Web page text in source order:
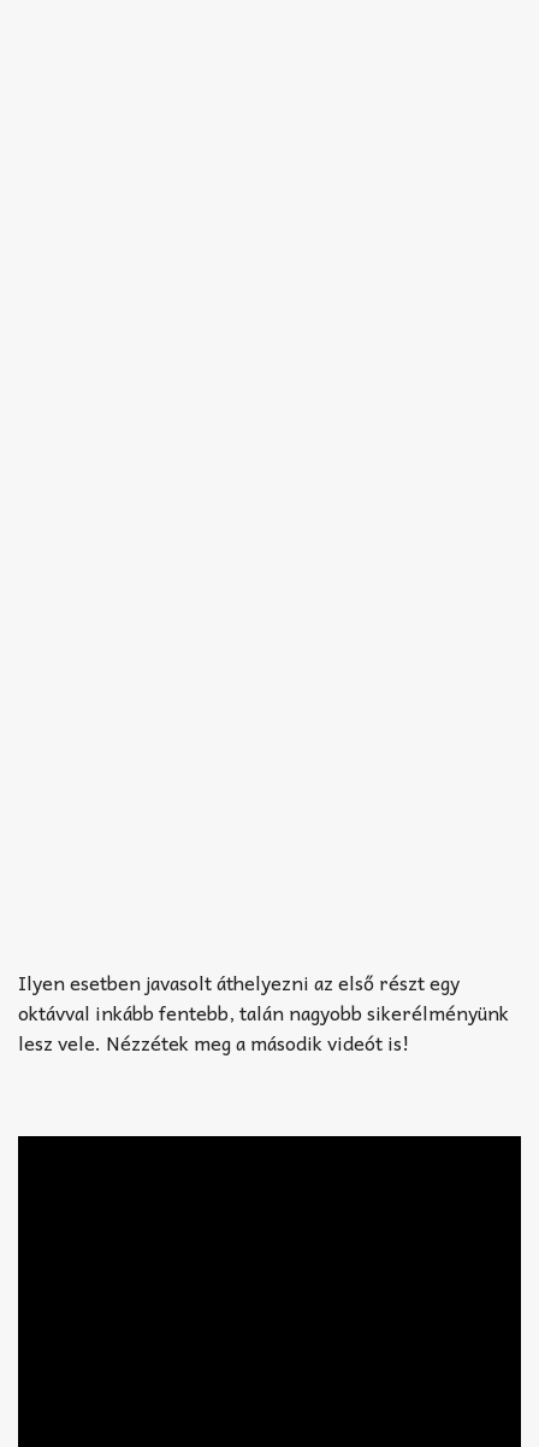
Ilyen esetben javasolt áthelyezni az első részt egy
oktávval inkább fentebb, talán nagyobb sikerélményünk
lesz vele. Nézzétek meg a második videót is!